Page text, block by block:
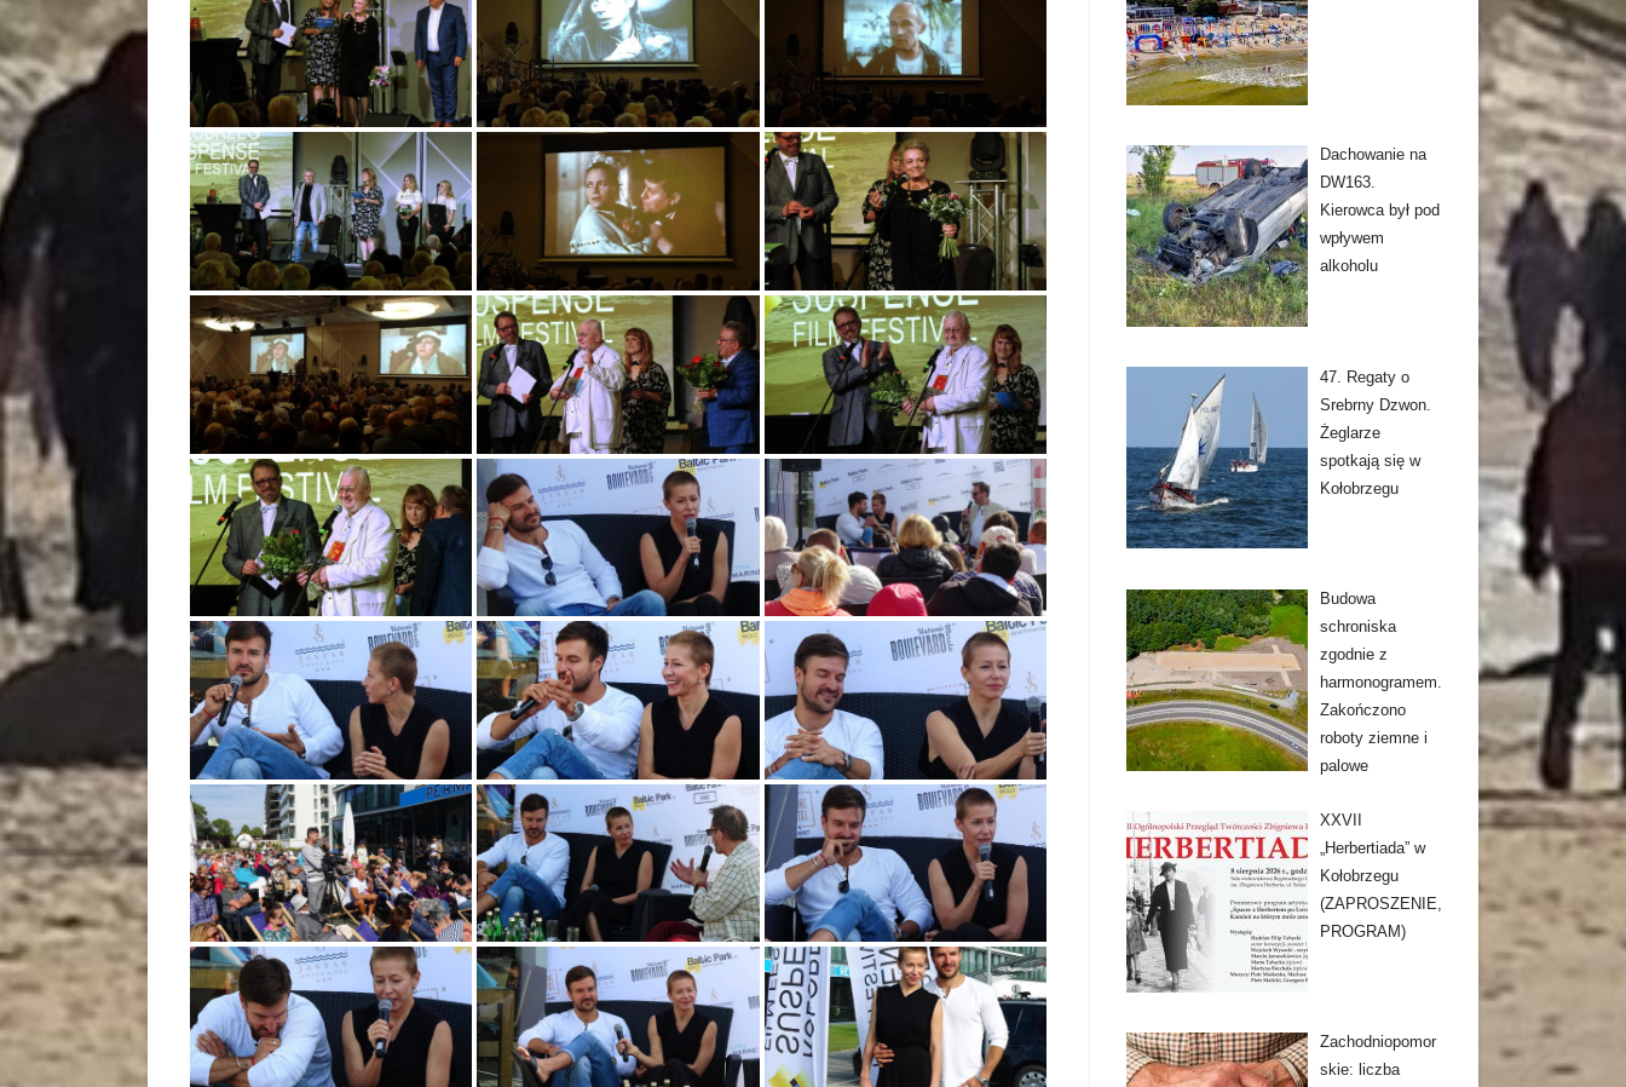
Dachowanie na
DW163.
Kierowca był pod
wpływem
alkoholu
47. Regaty o
Srebrny Dzwon.
Żeglarze
spotkają się w
Kołobrzegu
Budowa
schroniska
zgodnie z
harmonogramem.
Zakończono
roboty ziemne i
palowe
XXVII
„Herbertiada” w
Kołobrzegu
(ZAPROSZENIE,
PROGRAM)
Zachodniopomor
skie: liczba